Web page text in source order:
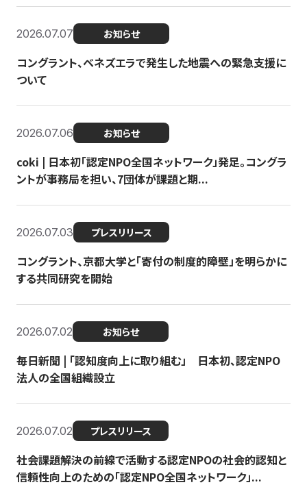
2026.07.07 お知らせ
コングラント、ベネズエラで発生した地震への緊急支援に
ついて
2026.07.06 お知らせ
coki | 日本初「認定NPO全国ネットワーク」発足。コングラ
ントが事務局を担い、7団体が課題と期...
2026.07.03 プレスリリース
コングラント、京都大学と「寄付の制度的障壁」を明らかに
する共同研究を開始
2026.07.02 お知らせ
毎日新聞 | 「認知度向上に取り組む」 日本初、認定NPO
法人の全国組織設立
2026.07.02 プレスリリース
社会課題解決の前線で活動する認定NPOの社会的認知と
信頼性向上のための「認定NPO全国ネットワーク」...